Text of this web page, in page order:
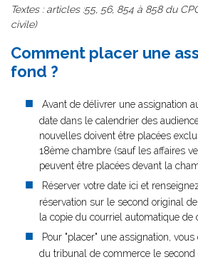
Textes : articles :55, 56, 854 à 858 du
civile)
Comment placer une
fond ?
Avant de délivrer une assignation
date dans le calendrier des
nouvelles doivent être placées
18ème chambre (sauf les affaires
peuvent être placées devant la
Réserver votre date ici et
réservation sur le second original
la copie du courriel automatique de
Pour "placer" une assignation,
du tribunal de commerce le second